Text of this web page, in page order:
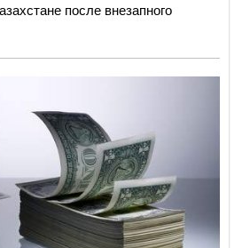
после внезапного